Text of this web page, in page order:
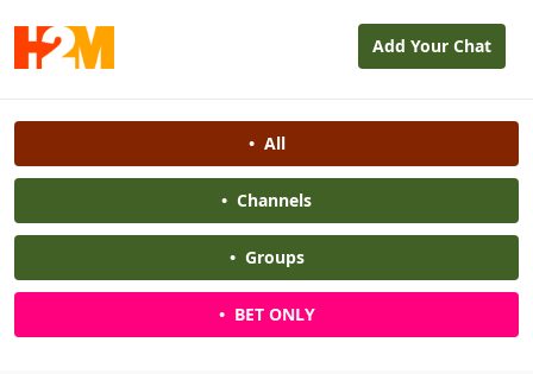
Add Your Chat
•All
• Channels
•Groups
•BET ONLY